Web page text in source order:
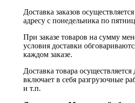
Доставка заказов
адресу c понедельника по
При заказе товаров на сумму
условия доставки
каждом заказе.
Доставка товара
включает в себя разгрузочные
и т.п.